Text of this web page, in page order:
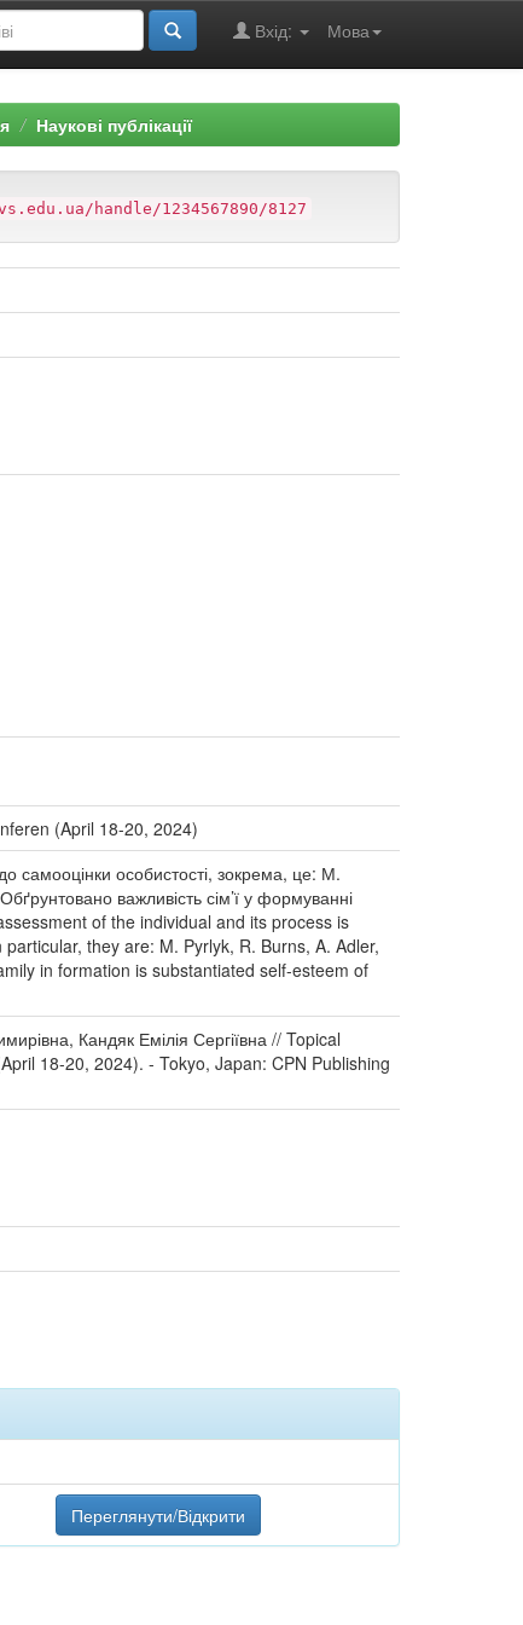
Мова
Вхід:
Наукові публікації
handle/1234567890/8127
(April 18-20, 2024)
самооцінки особистості, зокрема, це: М.
важливість сім’ї у формуванні
of the individual and its process is
they are: M. Pyrlyk, R. Burns, A. Adler,
in formation is substantiated self-esteem of
Кандяк Емілія Сергіївна // Topical
18-20, 2024). - Tokyo, Japan: CPN Publishing
Переглянути/Відкрити